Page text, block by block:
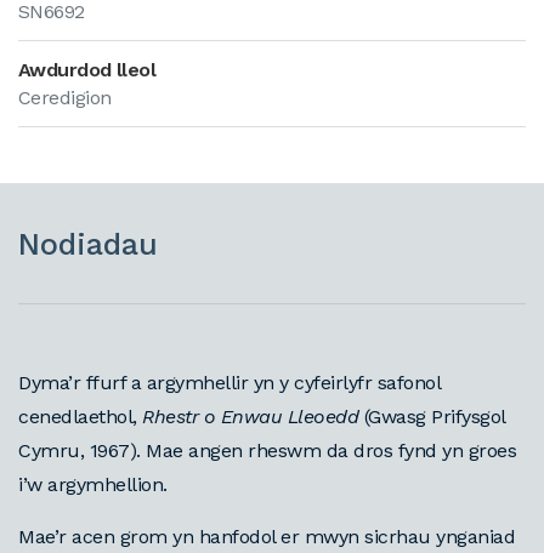
SN6692
Awdurdod lleol
Ceredigion
Nodiadau
Dyma’r ffurf a argymhellir yn y cyfeirlyfr safonol
cenedlaethol, Rhestr o Enwau Lleoedd (Gwasg Prifysgol
Cymru, 1967). Mae angen rheswm da dros fynd yn groes
i’w argymhellion.
Mae’r acen grom yn hanfodol er mwyn sicrhau ynganiad